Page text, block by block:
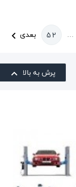
…
52 بعدی 
پرش به بالا 